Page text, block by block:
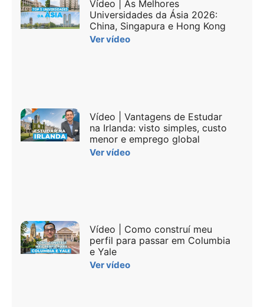
Vídeo | As Melhores
Universidades da Ásia 2026:
China, Singapura e Hong Kong
Ver vídeo
Vídeo | Vantagens de Estudar
na Irlanda: visto simples, custo
menor e emprego global
Ver vídeo
Vídeo | Como construí meu
perfil para passar em Columbia
e Yale
Ver vídeo